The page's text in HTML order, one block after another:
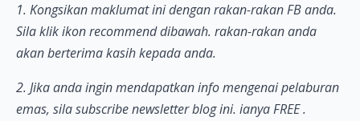
1. Kongsikan maklumat ini dengan rakan-rakan FB anda.
Sila klik ikon recommend dibawah. rakan-rakan anda
akan berterima kasih kepada anda.
2. Jika anda ingin mendapatkan info mengenai pelaburan
emas, sila subscribe newsletter blog ini. ianya FREE .